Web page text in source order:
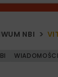
NBI
WIADOMOŚCI